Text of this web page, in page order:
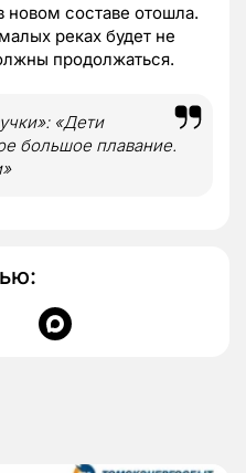
новом составе отошла.
реках будет не
продолжаться.
«Дети
большое плавание.